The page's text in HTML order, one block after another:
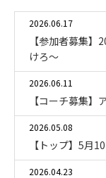
2026.06.17
【参加者募集
けろ〜
2026.06.11
【コーチ募集】
2026.05.08
【トップ】5月
2026.04.23